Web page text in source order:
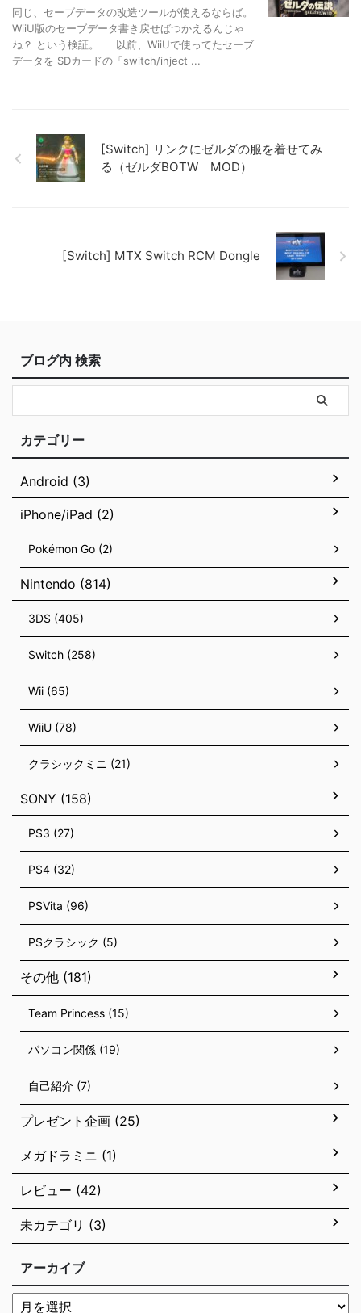
同じ、セーブデータの改造ツールが使えるならば。
WiiU版のセーブデータ書き戻せばつかえるんじゃ
ね？ という検証。 以前、WiiUで使ってたセーブ
データを SDカードの「switch/inject ...
[Switch] リンクにゼルダの服を着せてみ
る（ゼルダBOTW MOD）
[Switch] MTX Switch RCM Dongle
ブログ内 検索
カテゴリー
Android (3)
iPhone/iPad (2)
Pokémon Go (2)
Nintendo (814)
3DS (405)
Switch (258)
Wii (65)
WiiU (78)
クラシックミニ (21)
SONY (158)
PS3 (27)
PS4 (32)
PSVita (96)
PSクラシック (5)
その他 (181)
Team Princess (15)
パソコン関係 (19)
自己紹介 (7)
プレゼント企画 (25)
メガドラミニ (1)
レビュー (42)
未カテゴリ (3)
アーカイブ